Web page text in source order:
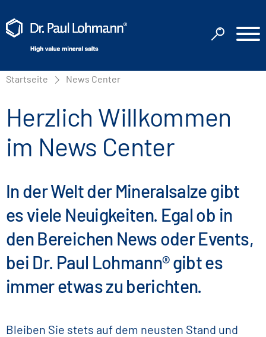
Startseite News Center
Herzlich Willkommen
im News Center
In der Welt der Mineralsalze gibt
es viele Neuigkeiten. Egal ob in
den Bereichen News oder Events,
bei Dr. Paul Lohmann® gibt es
immer etwas zu berichten.
Bleiben Sie stets auf dem neusten Stand und